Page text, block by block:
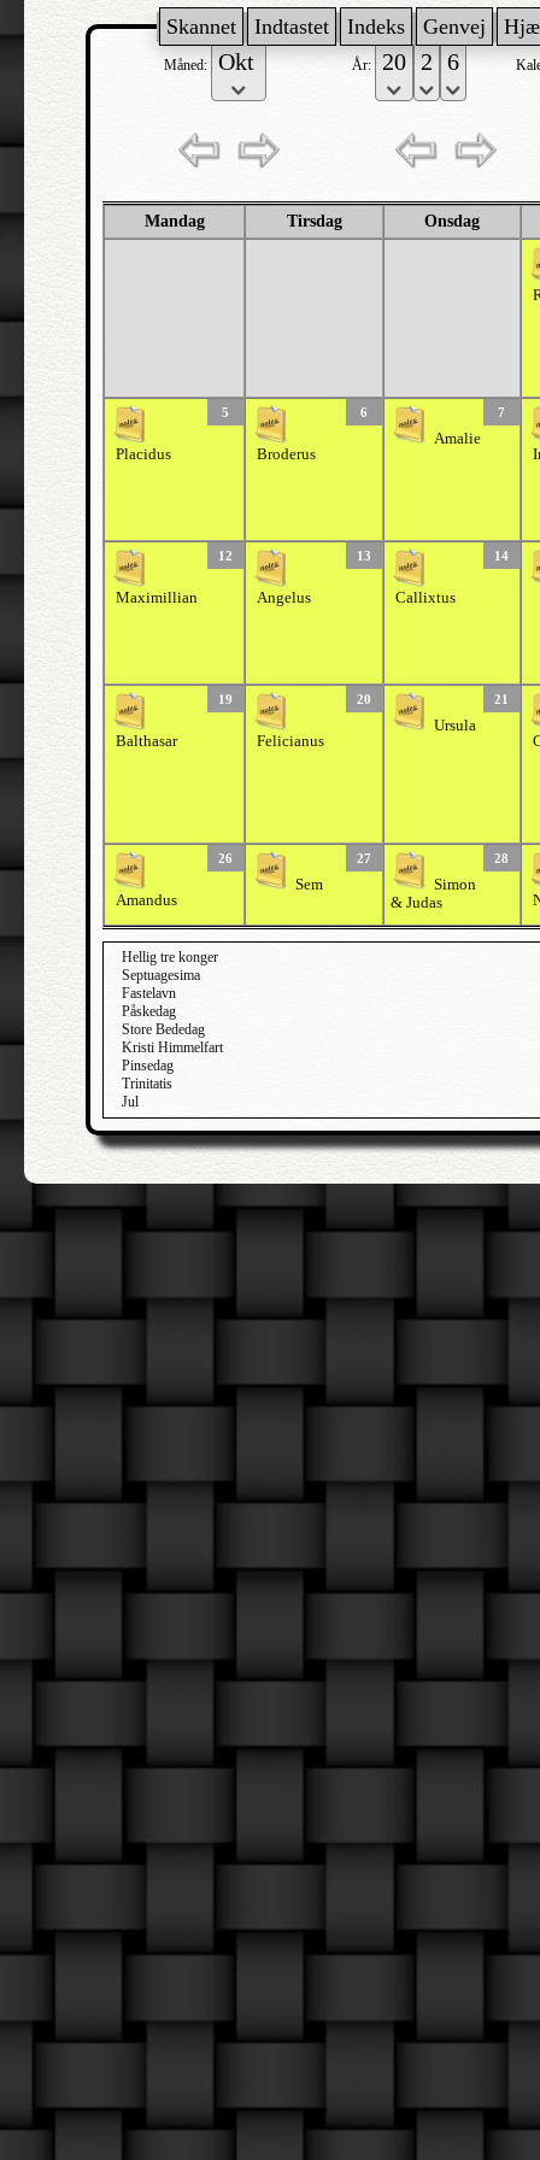
Skannet Indtastet Indeks Genvej
Måned: År:
Mandag Tirsdag Onsdag
5
Placidus
6
Broderus
7
Amalie
12
Maximillian
13
Angelus
14
Callixtus
19
Balthasar
20
Felicianus
21
Ursula
26
Amandus
27
Sem
28
Simon
& Judas
Hellig tre konger
Septuagesima
Fastelavn
Påskedag
Store Bededag
Kristi Himmelfart
Pinsedag
Trinitatis
Jul